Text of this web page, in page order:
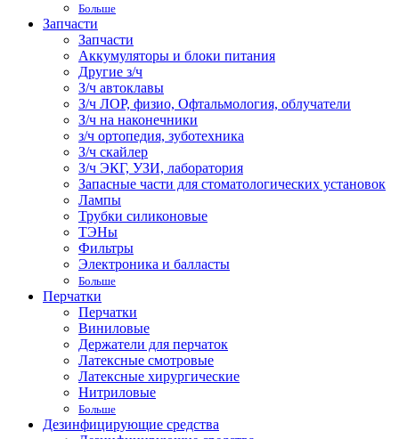
Больше
Запчасти
Запчасти
Аккумуляторы и блоки питания
Другие з/ч
З/ч автоклавы
З/ч ЛОР, физио, Офтальмология, облучатели
З/ч на наконечники
з/ч ортопедия, зуботехника
З/ч скайлер
З/ч ЭКГ, УЗИ, лаборатория
Запасные части для стоматологических установок
Лампы
Трубки силиконовые
ТЭНы
Фильтры
Электроника и балласты
Больше
Перчатки
Перчатки
Виниловые
Держатели для перчаток
Латексные смотровые
Латексные хирургические
Нитриловые
Больше
Дезинфицирующие средства